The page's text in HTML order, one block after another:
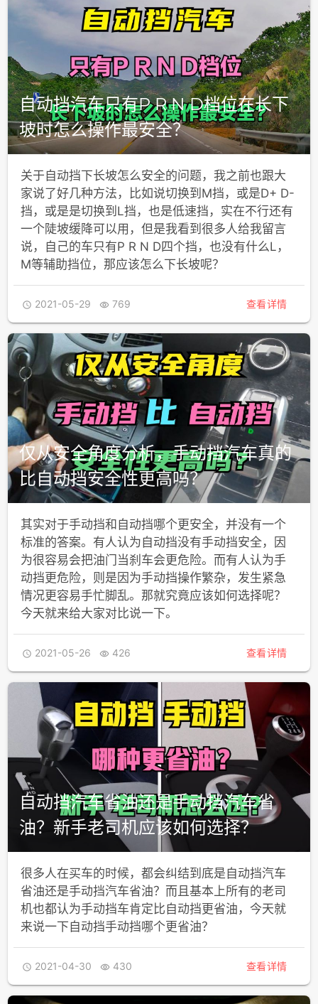
自动挡汽车只有P R N D档位在长下
坡时怎么操作最安全？
关于自动挡下长坡怎么安全的问题，我之前也跟大
家说了好几种方法，比如说切换到M挡，或是D+ D-
挡，或是是切换到L挡，也是低速挡，实在不行还有
一个陡坡缓降可以用，但是我看到很多人给我留言
说，自己的车只有P R N D四个挡，也没有什么L，
M等辅助挡位，那应该怎么下长坡呢？
 2021-05-29  769 查看详情
仅从安全角度分析，手动挡汽车真的
比自动挡安全性更高吗？
其实对于手动挡和自动挡哪个更安全，并没有一个
标准的答案。有人认为自动挡没有手动挡安全，因
为很容易会把油门当刹车会更危险。而有人认为手
动挡更危险，则是因为手动挡操作繁杂，发生紧急
情况更容易手忙脚乱。那就究竟应该如何选择呢？
今天就来给大家对比说一下。
 2021-05-26  426 查看详情
自动挡汽车省油还是手动挡汽车省
油？新手老司机应该如何选择？
很多人在买车的时候，都会纠结到底是自动挡汽车
省油还是手动挡汽车省油？而且基本上所有的老司
机也都认为手动挡车肯定比自动挡更省油，今天就
来说一下自动挡手动挡哪个更省油？
 2021-04-30  430 查看详情